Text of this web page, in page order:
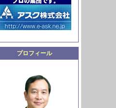
プロフィール